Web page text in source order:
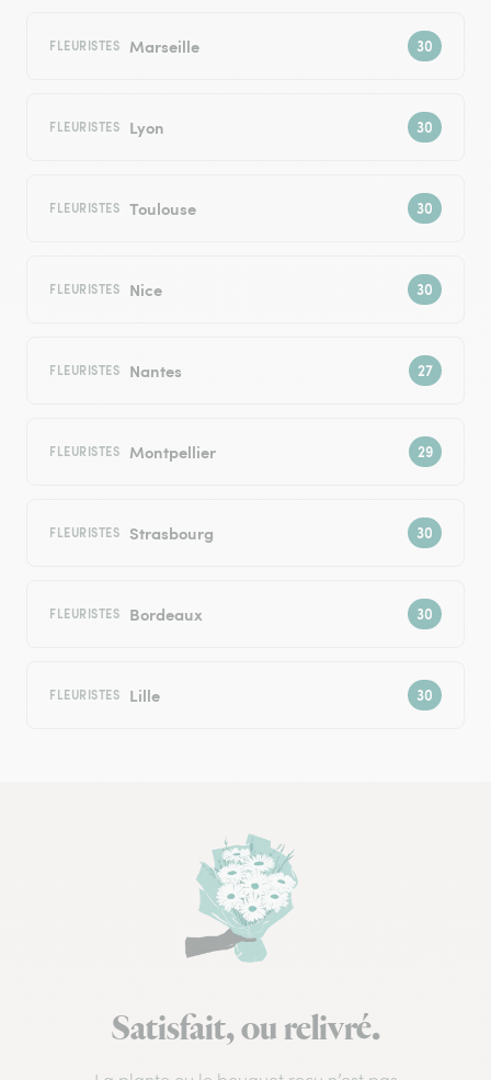
FLEURISTES Marseille
FLEURISTES Lyon
FLEURISTES Toulouse
FLEURISTES Nice
FLEURISTES Nantes
FLEURISTES Montpellier
FLEURISTES Strasbourg
FLEURISTES Bordeaux
FLEURISTES Lille
Satisfait, ou relivré.